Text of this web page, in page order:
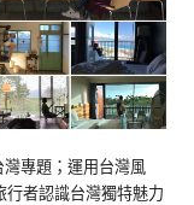
灣專題；運用台灣風
者認識台灣獨特魅力